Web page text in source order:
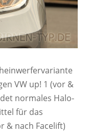
VW up! 1 (vor &
nor­ma­les Ha­lo­
für das
& nach Facelift)